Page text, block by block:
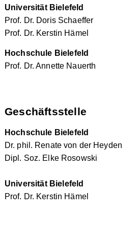
Universität Bielefeld
Prof. Dr. Doris Schaeffer
Prof. Dr. Kerstin Hämel
Hochschule Bielefeld
Prof. Dr. Annette Nauerth
Geschäftsstelle
Hochschule Bielefeld
Dr. phil. Renate von der Heyden
Dipl. Soz. Elke Rosowski
Universität Bielefeld
Prof. Dr. Kerstin Hämel